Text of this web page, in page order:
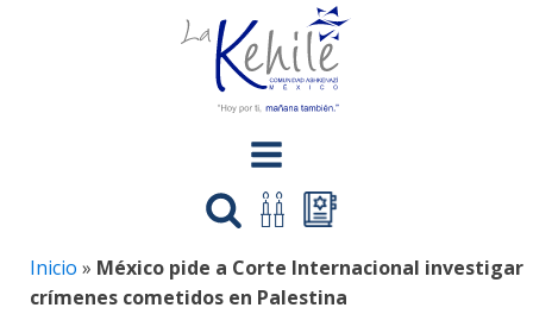
Inicio » México pide a Corte Internacional investigar
crímenes cometidos en Palestina